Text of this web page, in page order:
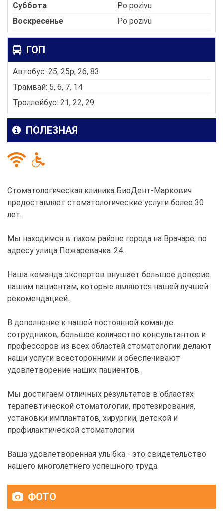
Суббота
Po pozivu
Воскресенье
Po pozivu
ГОП
Автобус: 25, 25p, 26, 83
Трамвай: 5, 6, 7, 14
Троллейбус: 21, 22, 29
ПОЛЕЗНАЯ
Стоматологическая клиника БиоДент-Маркович
предоставляет стоматологические услуги более 30
лет.
Мы находимся в тихом районе города на Врачаре, по
адресу улица Пожаревачка, 24.
Наша команда экспертов внушает большое доверие
нашим пациентам, которые являются нашей лучшей
рекомендацией.
В дополнение к нашей постоянной команде
сотрудников, большое количество консультантов и
профессоров из всех областей стоматологии делают
наши услуги всесторонними и обеспечивают
удовлетворение наших пациентов.
Мы достигаем отличных результатов в областях
терапевтической стоматологии, протезирования,
установки имплантатов, хирургии, детской и
профилактической стоматологии.
Ваша удовлетворённая улыбка - это свидетельство
нашего многолетнего успешного труда.
ФОТО